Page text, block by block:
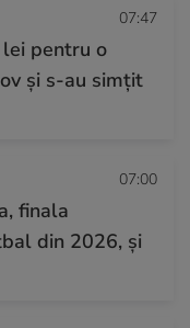
07:47
pentru o
și s-au simțit
07:00
finala
din 2026, și